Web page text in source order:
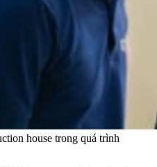
house trong quá trình